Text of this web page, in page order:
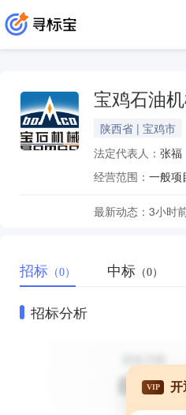
宝鸡石油
陕西省 | 宝鸡市
法定代表人： 张福
经营范围：
最新动态： 3小时
招标 （0） 中标 （0）
招标分析
VIP 开